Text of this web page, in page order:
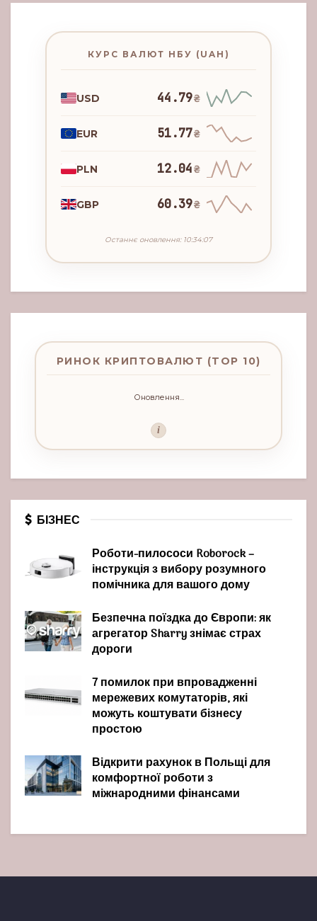
КУРС ВАЛЮТ НБУ (UAH)
USD 44.79₴
EUR 51.77₴
PLN 12.04₴
GBP 60.39₴
Останнє оновлення: 10:34:07
РИНОК КРИПТОВАЛЮТ (TOP 10)
Оновлення...
i
БІЗНЕС
Роботи-пилососи Roborock –
інструкція з вибору розумного
помічника для вашого дому
Безпечна поїздка до Європи: як
агрегатор Sharry знімає страх
дороги
7 помилок при впровадженні
мережевих комутаторів, які
можуть коштувати бізнесу
простою
Відкрити рахунок в Польщі для
комфортної роботи з
міжнародними фінансами